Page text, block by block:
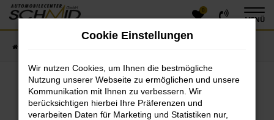
Zum
Hauptinhalt
0
MENÜ
Fehler: Network Error
Cookie Einstellungen
Wir nutzen Cookies, um Ihnen die bestmögliche
Nutzung unserer Webseite zu ermöglichen und unsere
Kommunikation mit Ihnen zu verbessern. Wir
berücksichtigen hierbei Ihre Präferenzen und
verarbeiten Daten für Marketing und Statistiken nur,